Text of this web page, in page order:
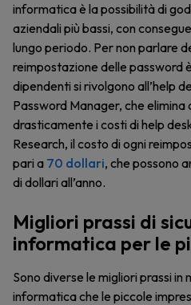
informatica è la possibilità di
aziendali più bassi, con
lungo periodo. Per non parlare
reimpostazione delle password
dipendenti si rivolgono all’help
Password Manager, che
drasticamente i costi di help
Research, il costo di ogni
pari a 70 dollari, che possono
di dollari all’anno.
Migliori prassi di
informatica per le
Sono diverse le migliori prassi in
informatica che le piccole